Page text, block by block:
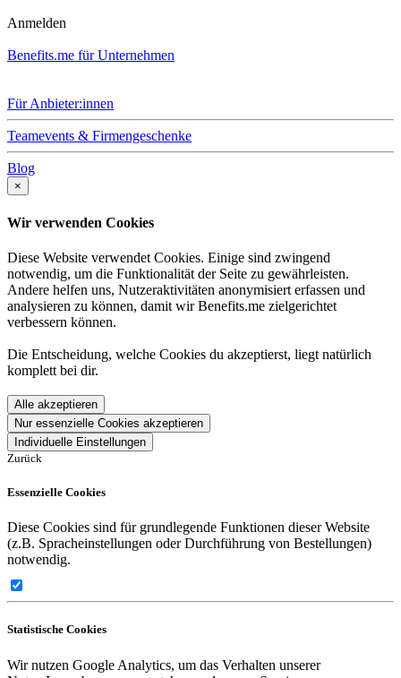
Anmelden
Benefits.me für Unternehmen
Für Anbieter:innen
Teamevents & Firmengeschenke
Blog
×
Wir verwenden Cookies
Diese Website verwendet Cookies. Einige sind zwingend
notwendig, um die Funktionalität der Seite zu gewährleisten.
Andere helfen uns, Nutzeraktivitäten anonymisiert erfassen und
analysieren zu können, damit wir Benefits.me zielgerichtet
verbessern können.
Die Entscheidung, welche Cookies du akzeptierst, liegt natürlich
komplett bei dir.
Alle akzeptieren
Nur essenzielle Cookies akzeptieren
Individuelle Einstellungen
Zurück
Essenzielle Cookies
Diese Cookies sind für grundlegende Funktionen dieser Website
(z.B. Spracheinstellungen oder Durchführung von Bestellungen)
notwendig.
Statistische Cookies
Wir nutzen Google Analytics, um das Verhalten unserer